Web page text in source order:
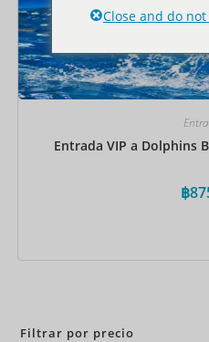
Entrada VIP a Dolphins
฿
Filtrar por precio
Close and do